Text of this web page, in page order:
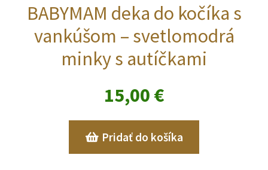
BABYMAM deka do kočíka s
vankúšom – svetlomodrá
minky s autíčkami
15,00 €
Pridať do košíka